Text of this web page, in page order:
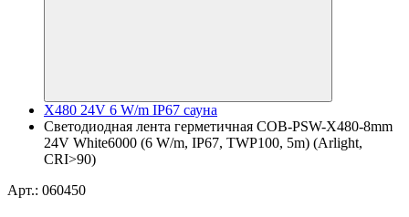
X480 24V 6 W/m IP67 сауна
Светодиодная лента герметичная COB-PSW-X480-8mm
24V White6000 (6 W/m, IP67, TWP100, 5m) (Arlight,
CRI>90)
Арт.: 060450